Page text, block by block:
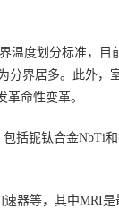
温度划分标准，目
分界居多。此外，
命性变革。
括铌钛合金NbTi
器等，其中MRI